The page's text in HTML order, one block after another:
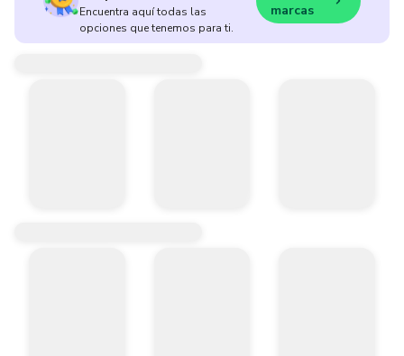
Encuentra aquí todas las
opciones que tenemos para ti.
marcas